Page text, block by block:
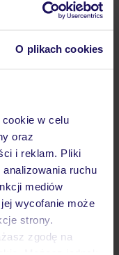
O plikach cookies
w celu
oraz
i reklam. Pliki
ruchu
mediów
wycofanie może
strony.
zgodę na